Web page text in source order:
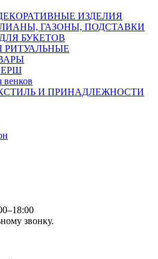
ИЗДЕЛИЯ
ГАЗОНЫ, ПОДСТАВКИ
БУКЕТОВ
РИТУАЛЬНЫЕ
ЕРШ
И ПРИНАДЛЕЖНОСТИ
звонку.